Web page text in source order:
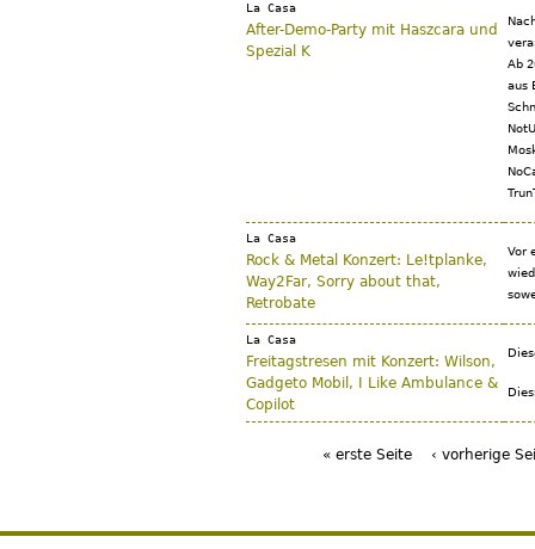
La Casa
After-Demo-Party mit Haszcara und
Spezial K
Ab
aus
La Casa
Rock & Metal Konzert: Le!tplanke,
Way2Far, Sorry about that,
Retrobate
Vor
La Casa
Freitagstresen mit Konzert: Wilson,
Gadgeto Mobil, I Like Ambulance &
Copilot
« erste Seite ‹ vorherige